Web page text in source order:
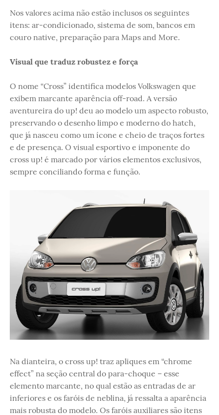
Nos valores acima não estão inclusos os seguintes
itens: ar-condicionado, sistema de som, bancos em
couro native, preparação para Maps and More.
Visual que traduz robustez e força
O nome “Cross” identifica modelos Volkswagen que
exibem marcante aparência off-road. A versão
aventureira do up! deu ao modelo um aspecto robusto,
preservando o desenho limpo e moderno do hatch,
que já nasceu como um ícone e cheio de traços fortes
e de presença. O visual esportivo e imponente do
cross up! é marcado por vários elementos exclusivos,
sempre conciliando forma e função.
Na dianteira, o cross up! traz apliques em “chrome
effect” na seção central do para-choque – esse
elemento marcante, no qual estão as entradas de ar
inferiores e os faróis de neblina, já ressalta a aparência
mais robusta do modelo. Os faróis auxiliares são itens